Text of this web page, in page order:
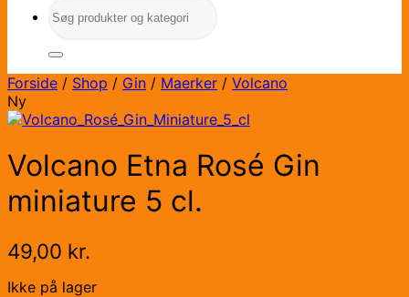
efter:
Forside / Shop / Gin / Maerker / Volcano
Ny
Volcano Etna Rosé Gin
miniature 5 cl.
49,00 kr.
Ikke på lager